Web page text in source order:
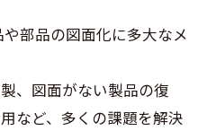
部品の図面化に多大なメ
、図面がない製品の復
など、多くの課題を解決